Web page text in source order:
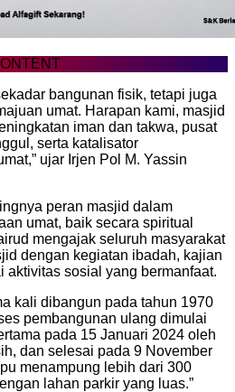
bangunan fisik, tetapi juga
umat. Harapan kami, masjid
iman dan takwa, pusat
serta katalisator
ujar Irjen Pol M. Yassin
peran masjid dalam
umat, baik secara spiritual
mengajak seluruh masyarakat
dengan kegiatan ibadah, kajian
aktivitas sosial yang bermanfaat.
kali dibangun pada tahun 1970
pembangunan ulang dimulai
pada 15 Januari 2024 oleh
dan selesai pada 9 November
menampung lebih dari 300
lahan parkir yang luas.”